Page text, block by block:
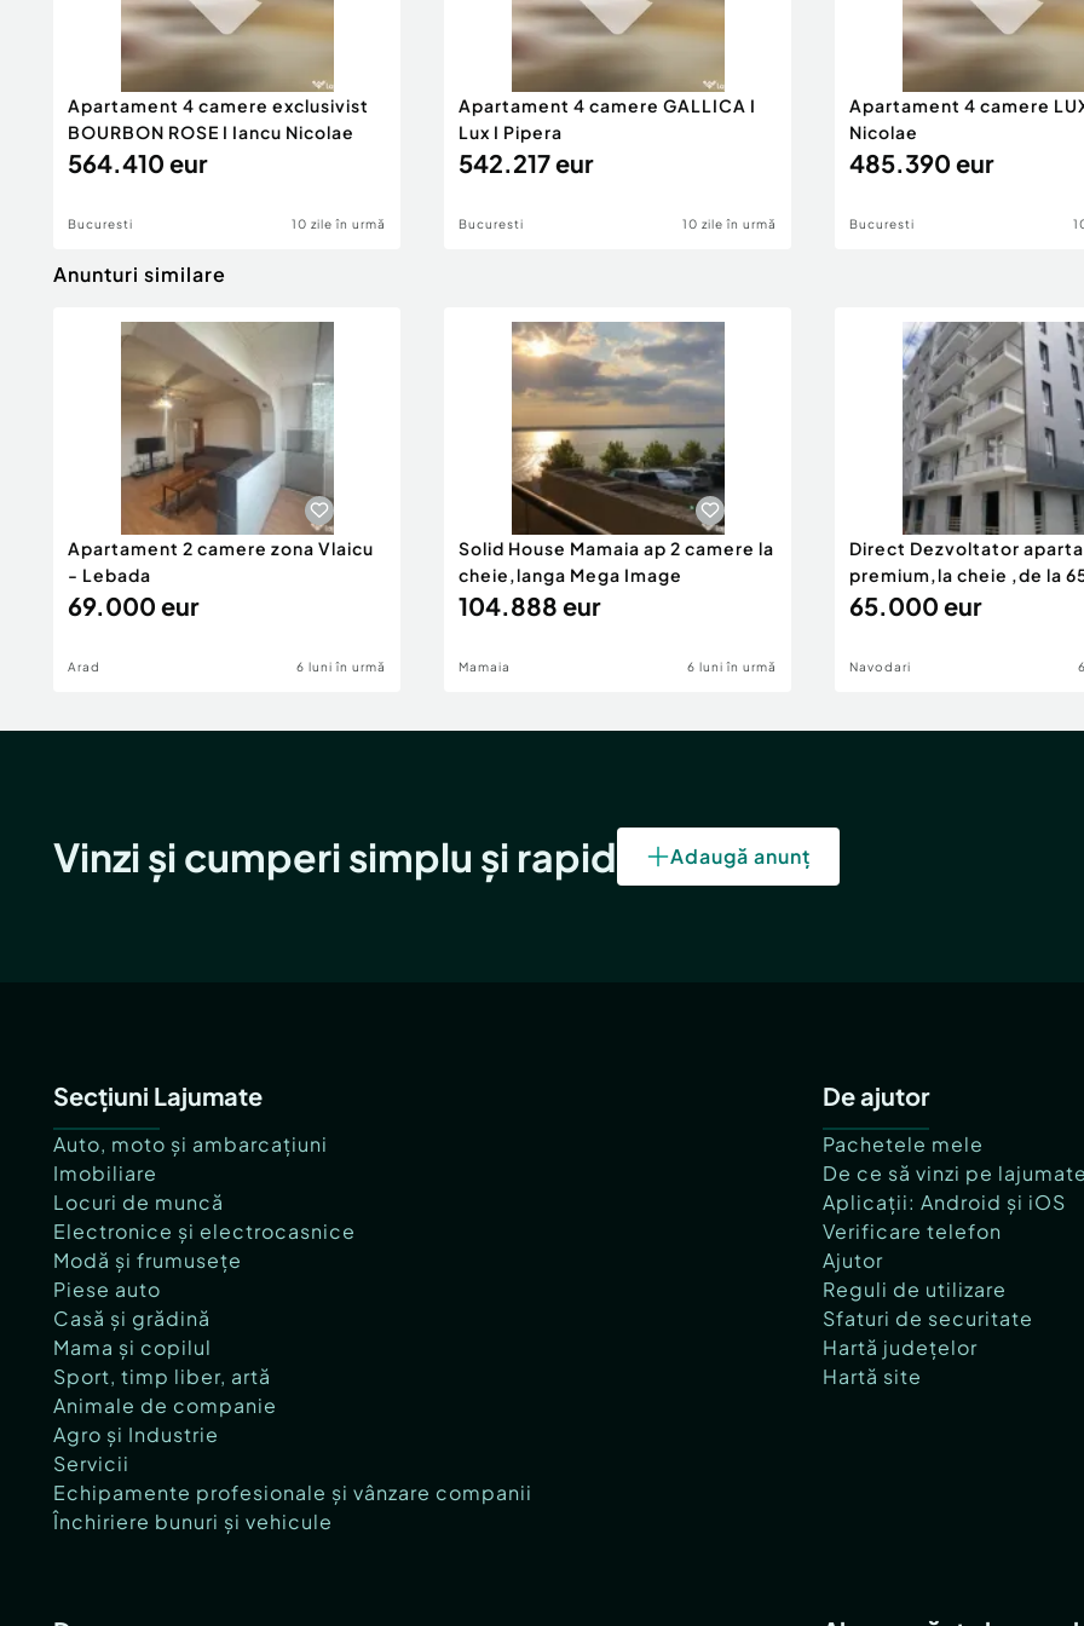
Apartament 4 camere exclusivist
BOURBON ROSE I Iancu Nicolae
564.410 eur
Bucuresti 10 zile în urmă
Apartament 4 camere GALLICA I
Lux I Pipera
542.217 eur
Bucuresti 10 zile în urmă
Apartament 4 camere
Nicolae
485.390 eur
Bucuresti
Anunturi similare
Apartament 2 camere zona Vlaicu
- Lebada
69.000 eur
Arad 6 luni în urmă
Solid House Mamaia ap 2 camere la
cheie,langa Mega Image
104.888 eur
Mamaia 6 luni în urmă
Direct Dezvoltator
premium,la cheie ,de la
eur
65.000 eur
Navodari
Vinzi și cumperi simplu și rapid Adaugă anunț
Secțiuni Lajumate
Auto, moto și ambarcațiuni
Imobiliare
Locuri de muncă
Electronice și electrocasnice
Modă și frumusețe
Piese auto
Casă și grădină
Mama și copilul
Sport, timp liber, artă
Animale de companie
Agro și Industrie
Servicii
Echipamente profesionale și vânzare companii
Închiriere bunuri și vehicule
De ajutor
Pachetele mele
De ce să vinzi pe
Aplicații: Android și iOS
Verificare telefon
Ajutor
Reguli de utilizare
Sfaturi de securitate
Hartă județelor
Hartă site